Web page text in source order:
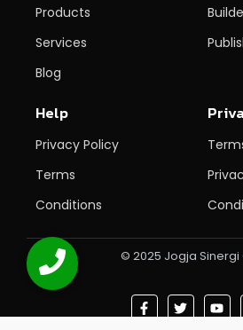
Products
Services
Blog
Help
Privacy Policy
Terms
Conditions
© 2025 Jogja Sinergi